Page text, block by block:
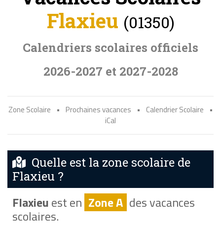
Flaxieu (01350)
Calendriers scolaires officiels
2026-2027 et 2027-2028
Zone Scolaire • Prochaines vacances • Calendrier Scolaire
•
iCal
Quelle est la zone scolaire de
Flaxieu ?
Flaxieuest en Zone A des vacances
scolaires.